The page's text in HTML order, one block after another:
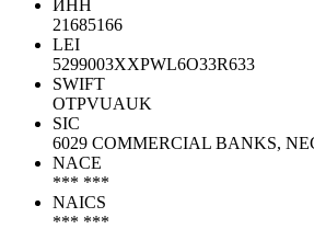
Коды
ИНН
21685166
LEI
5299003XXPWL6O33R633
SWIFT
OTPVUAUK
SIC
6029 COMMERCIAL BANKS, NEC